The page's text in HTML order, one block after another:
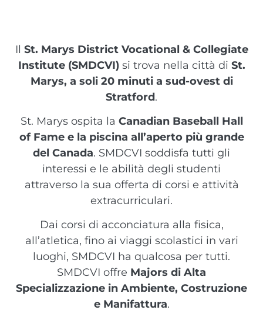
Il St. Marys District Vocational & Collegiate
Institute (SMDCVI) si trova nella città di St.
Marys, a soli 20 minuti a sud-ovest di
Stratford.
St. Marys ospita la Canadian Baseball Hall
of Fame e la piscina all’aperto più grande
del Canada. SMDCVI soddisfa tutti gli
interessi e le abilità degli studenti
attraverso la sua offerta di corsi e attività
extracurriculari.
Dai corsi di acconciatura alla fisica,
all’atletica, fino ai viaggi scolastici in vari
luoghi, SMDCVI ha qualcosa per tutti.
SMDCVI offre Majors di Alta
Specializzazione in Ambiente, Costruzione
e Manifattura.